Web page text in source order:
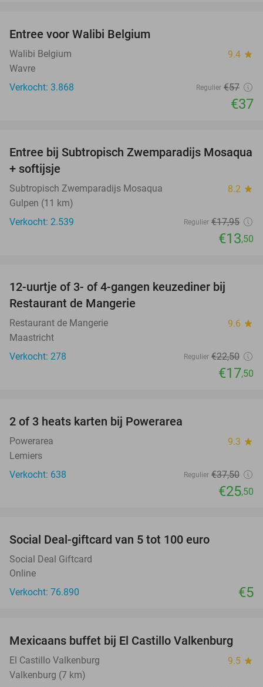
Entree voor Walibi Belgium
Walibi Belgium 9.4 star
Wavre
Verkocht: 3.868
Regulier €57
€37
25%
Entree bij Subtropisch Zwemparadijs Mosaqua
+ softijsje
Subtropisch Zwemparadijs Mosaqua 8.2 star
Gulpen (11 km)
Verkocht: 2.539
Regulier €17,95
€13,50
12-uurtje of 3- of 4-gangen keuzediner bij
Restaurant de Mangerie
Restaurant de Mangerie 9.6 star
Maastricht
Verkocht: 278
Regulier €22,50
€17,50
2 of 3 heats karten bij Powerarea
Powerarea 9.3 star
Lemiers
Verkocht: 638
Regulier €37,50
€25,50
Social Deal-giftcard van 5 tot 100 euro
Social Deal Giftcard
Online
Verkocht: 76.890
€5
24%
Mexicaans buffet bij El Castillo Valkenburg
El Castillo Valkenburg 9.5 star
Valkenburg (7 km)